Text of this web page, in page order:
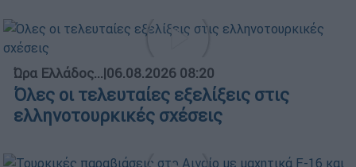
Ώρα Ελλάδος...|06.08.2026 08:20
Όλες οι τελευταίες εξελίξεις στις
ελληνοτουρκικές σχέσεις